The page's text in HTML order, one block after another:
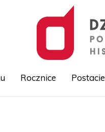
Rocznice Postacie